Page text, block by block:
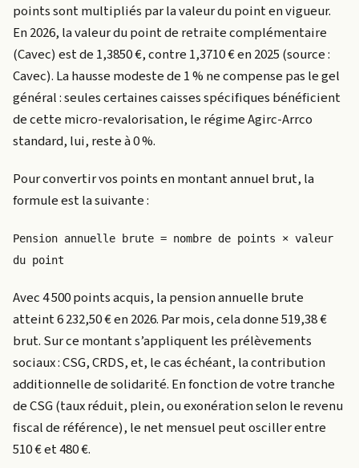
points sont multipliés par la valeur du point en vigueur.
En 2026, la valeur du point de retraite complémentaire
(Cavec) est de 1,3850 €, contre 1,3710 € en 2025 (source :
Cavec). La hausse modeste de 1 % ne compense pas le gel
général : seules certaines caisses spécifiques bénéficient
de cette micro-revalorisation, le régime Agirc-Arrco
standard, lui, reste à 0 %.
Pour convertir vos points en montant annuel brut, la
formule est la suivante :
Pension annuelle brute = nombre de points × valeur
du point
Avec 4 500 points acquis, la pension annuelle brute
atteint 6 232,50 € en 2026. Par mois, cela donne 519,38 €
brut. Sur ce montant s’appliquent les prélèvements
sociaux : CSG, CRDS, et, le cas échéant, la contribution
additionnelle de solidarité. En fonction de votre tranche
de CSG (taux réduit, plein, ou exonération selon le revenu
fiscal de référence), le net mensuel peut osciller entre
510 € et 480 €.